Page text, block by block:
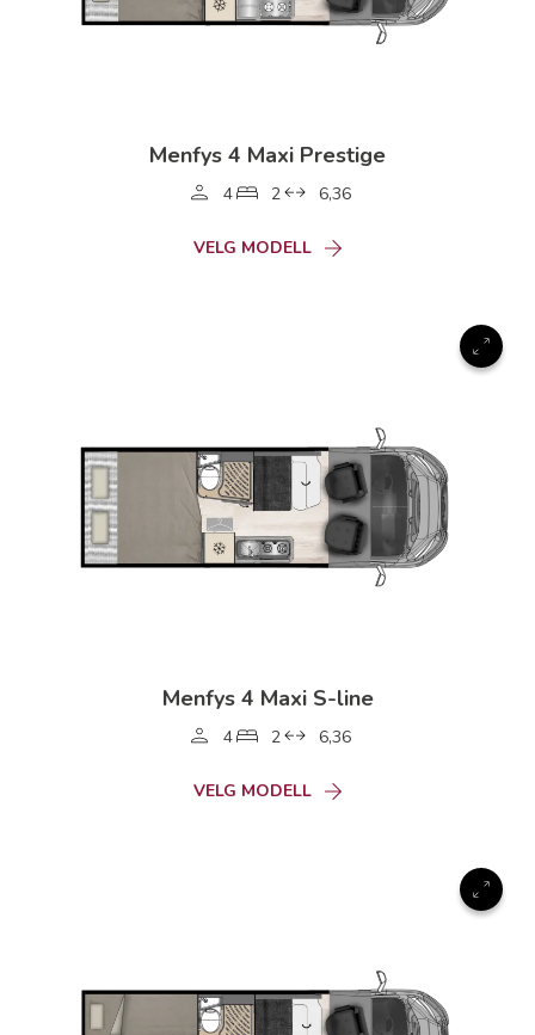
Menfys 4 Maxi Prestige
4 2 6,36
VELG MODELL
Menfys 4 Maxi S-line
4 2 6,36
VELG MODELL